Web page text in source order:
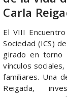
Carla
El VIII
Sociedad (ICS)
girado en torno
vínculos
familiares. Una
Reigada,